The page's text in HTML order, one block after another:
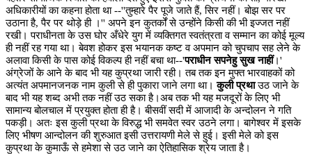
अधिकारीयों का कहना होता था --''तुम्हारे पैर पूजे जाते हैं, सिर नहीं। बोझ सर पर
उठाना है, पैर पर थोड़े ही ।'' अपने इन कुतर्कों से उन्होंने किसी की भी इज्जत नहीं
रखी। पराधीनता के उस घोर अँधेरे युग में व्यक्तिगत स्वतंत्रता व सम्मान का कोई मूल्य
ही नहीं रह गया था। बेवश होकर इस भयानक कष्ट व अपमान को चुपचाप सह लेने के
अलावा किसी के पास कोई विकल्प ही नहीं बचा था--'पराधीन सपनेहु सुख नाहीं।'
अंग्रेजों के आने के बाद भी यह कुप्रथा जारी रही। तब तक इन मुफ्त भारवाहकों को
अत्यंत अपमानजनक नाम कुली से ही पुकारा जाने लगा था।कुली प्रथाउठ जाने के
बाद भी यह शब्द अभी तक नहीं उठ सका है।अब तक भी यह मजदूरों के लिए भी
सामान्य बोलचाल में प्रयुक्त होता ही है। बीसवीं सदी में आजादी के अन्दोलन ने गति
पकड़ी। अतः इस कुली प्रथा के विरुद्ध भी समवेत स्वर उठने लगा। बागेश्वर में इसके
लिए भीषण आन्दोलन की शुरुआत इसी उत्तरायणी मेले से हुई। इसी मेले को इस
कुप्रथा के कुमाऊँ से हमेशा से उठ जाने का ऐतिहासिक श्रेय जाता है।